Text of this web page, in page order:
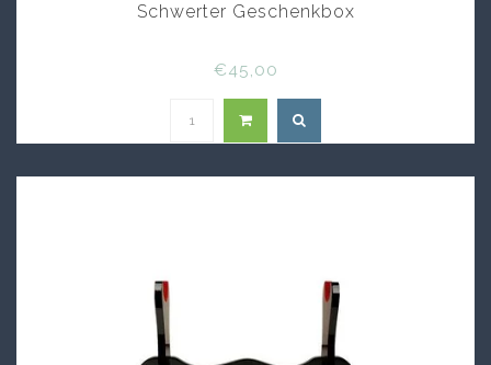
Schwerter Geschenkbox
€45,00